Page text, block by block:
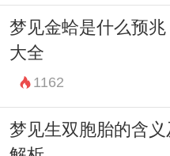
梦见金蛤是什么预兆
大全
1162
梦见生双胞胎的含义